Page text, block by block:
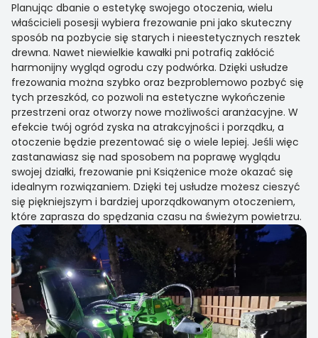
Planując dbanie o estetykę swojego otoczenia, wielu
właścicieli posesji wybiera frezowanie pni jako skuteczny
sposób na pozbycie się starych i nieestetycznych resztek
drewna. Nawet niewielkie kawałki pni potrafią zakłócić
harmonijny wygląd ogrodu czy podwórka. Dzięki usłudze
frezowania można szybko oraz bezproblemowo pozbyć się
tych przeszkód, co pozwoli na estetyczne wykończenie
przestrzeni oraz otworzy nowe możliwości aranżacyjne. W
efekcie twój ogród zyska na atrakcyjności i porządku, a
otoczenie będzie prezentować się o wiele lepiej. Jeśli więc
zastanawiasz się nad sposobem na poprawę wyglądu
swojej działki, frezowanie pni Książenice może okazać się
idealnym rozwiązaniem. Dzięki tej usłudze możesz cieszyć
się piękniejszym i bardziej uporządkowanym otoczeniem,
które zaprasza do spędzania czasu na świeżym powietrzu.